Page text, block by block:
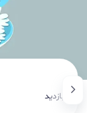
بازدید